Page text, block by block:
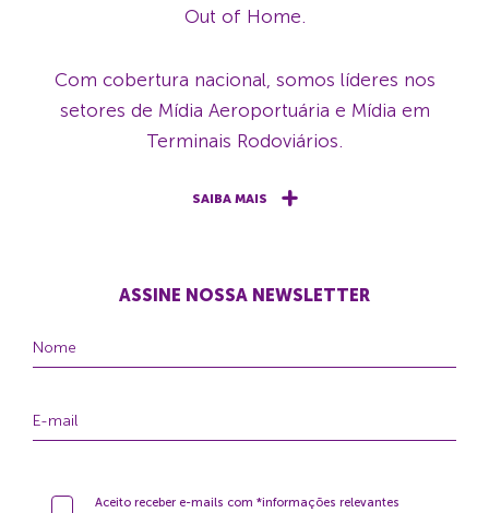
Out of Home.
Com cobertura nacional, somos líderes nos
setores de Mídia Aeroportuária e Mídia em
Terminais Rodoviários.
SAIBA MAIS
ASSINE NOSSA NEWSLETTER
Aceito receber e-mails com *informações relevantes